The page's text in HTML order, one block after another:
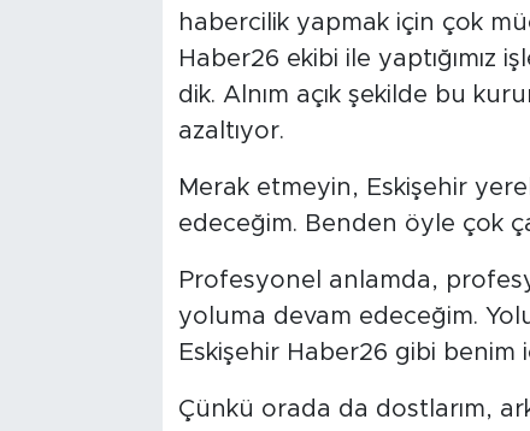
habercilik yapmak için çok
Haber26 ekibi ile yaptığımız
dik. Alnım açık şekilde bu
azaltıyor.
Merak etmeyin, Eskişehir
edeceğim. Benden öyle çok
Profesyonel anlamda,
yoluma devam edeceğim.
Eskişehir Haber26 gibi benim
Çünkü orada da dostlarım,